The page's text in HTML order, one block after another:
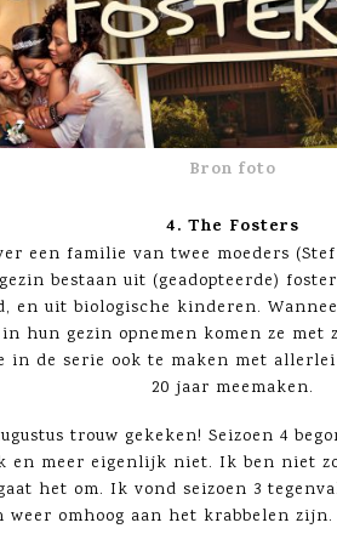
Bron foto
4. The Fosters
een familie van twee moeders
bestaan uit (geadopteerde)
en uit biologische kinderen.
hun gezin opnemen komen ze met
in de serie ook te maken met
20 jaar meemaken.
trouw gekeken! Seizoen 4
en meer eigenlijk niet. Ik ben niet
het om. Ik vond seizoen 3
weer omhoog aan het krabbelen